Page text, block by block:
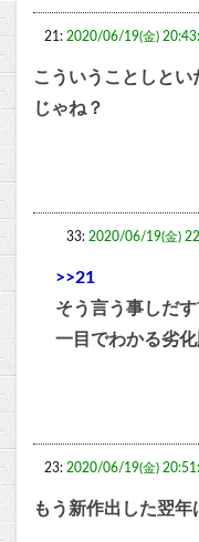
21: 2020/06/19(金)
こういうことしと
じゃね？
33: 2020/06/19(金)
>>21
そう言う事しだ
一目でわかる劣
23: 2020/06/19(金)
もう新作出した翌